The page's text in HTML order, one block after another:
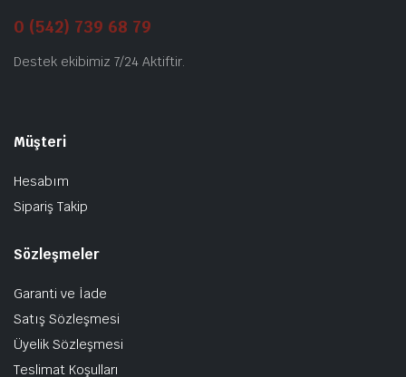
0 (542) 739 68 79
Destek ekibimiz 7/24 Aktiftir.
Müşteri
Hesabım
Sipariş Takip
Sözleşmeler
Garanti ve İade
Satış Sözleşmesi
Üyelik Sözleşmesi
Teslimat Koşulları